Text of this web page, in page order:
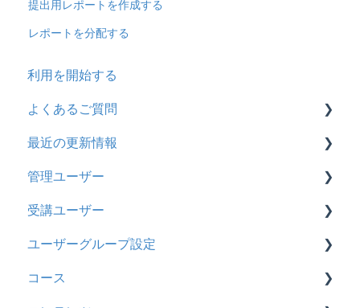
提出用レポートを作成する
レポートを分配する
利用を開始する
よくあるご質問
契約
トライアル
カスタマイズ
インターネット・セキュリティ
料金
最近の更新情報
2026年8月アップデート
2026年2月アップデート
2025年10月アップデート
2025年9月アップデート
管理ユーザー
管理ユーザーの統合について
管理ユーザーについて
ロールと権限
受講ユーザー
基本操作
【新レイアウト】受講ユーザー登録について
ユーザーグループ設定
【新レイアウト】ユーザーグループ設定
コース